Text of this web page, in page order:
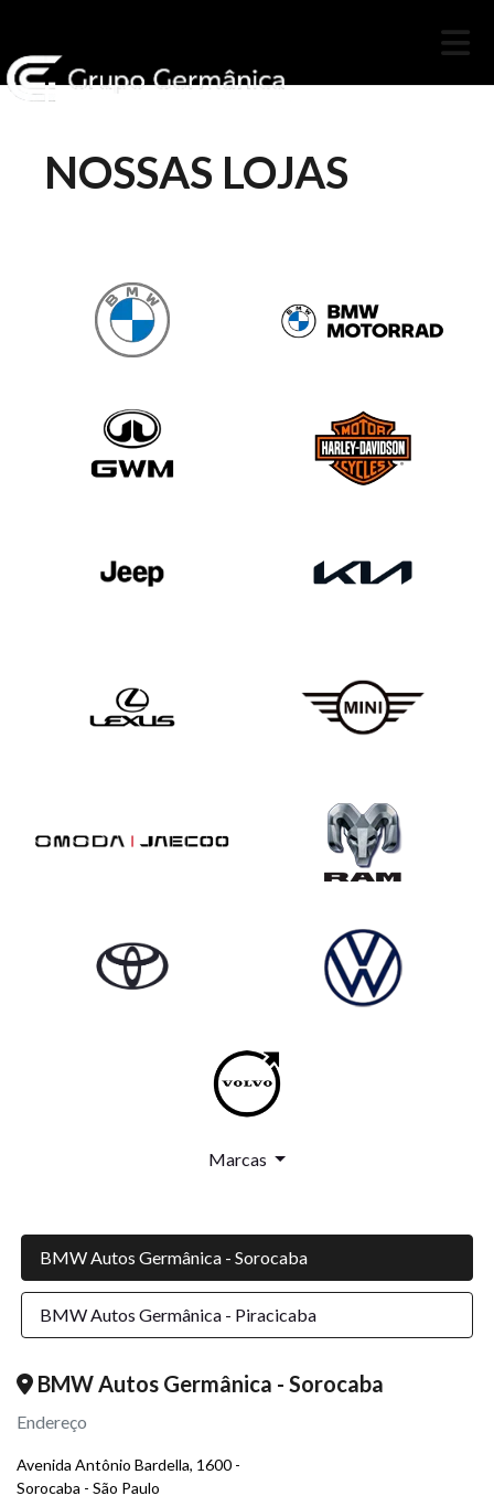
NOSSAS LOJAS
Marcas
BMW Autos Germânica - Sorocaba
BMW Autos Germânica - Piracicaba
BMW Autos Germânica - Sorocaba
Endereço
Avenida Antônio Bardella, 1600 -
Sorocaba - São Paulo